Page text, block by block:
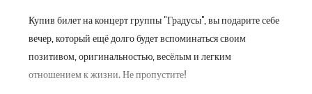
Купив билет на концерт группы "Градусы", вы подарите себе
вечер, который ещё долго будет вспоминаться своим
позитивом, оригинальностью, весёлым и легким
отношением к жизни. Не пропустите!